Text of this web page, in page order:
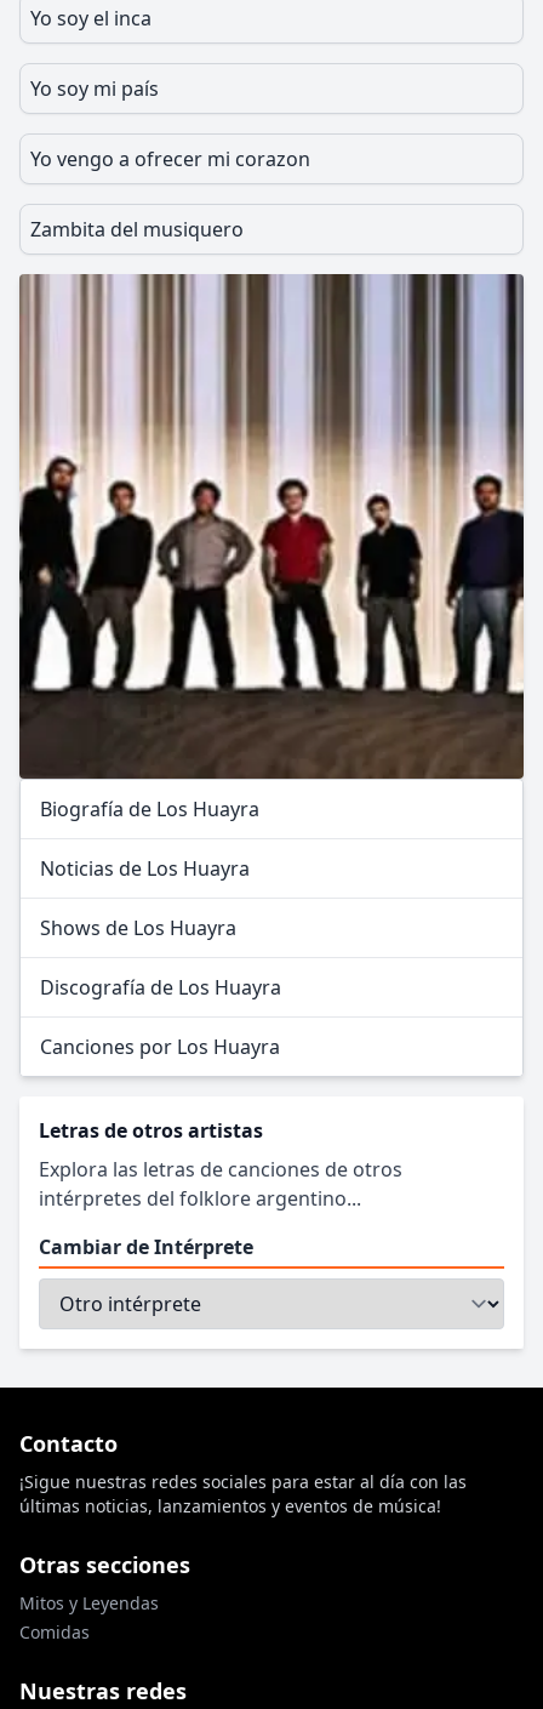
Yo soy el inca
Yo soy mi país
Yo vengo a ofrecer mi corazon
Zambita del musiquero
Biografía de Los Huayra
Noticias de Los Huayra
Shows de Los Huayra
Discografía de Los Huayra
Canciones por Los Huayra
Letras de otros artistas
Explora las letras de canciones de otros
intérpretes del folklore argentino...
Cambiar de Intérprete
Contacto
¡Sigue nuestras redes sociales para estar al día con las
últimas noticias, lanzamientos y eventos de música!
Otras secciones
Mitos y Leyendas
Comidas
Nuestras redes